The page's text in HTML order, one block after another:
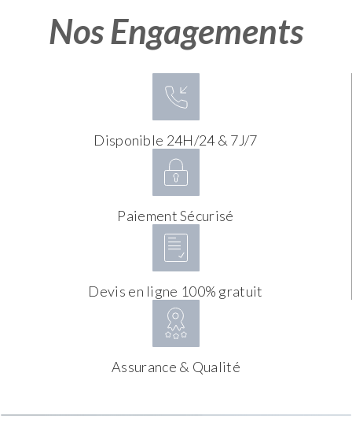
Nos Engagements
Disponible 24H/24 & 7J/7
Paiement Sécurisé
Devis en ligne 100% gratuit
Assurance & Qualité